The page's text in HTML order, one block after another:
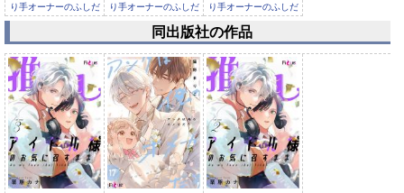
り手オーナーのふしだ
ら猫教...
り手オーナーのふしだ
ら猫教...
り手オーナーのふしだ
ら猫教...
ゼア・ノット・ゼア や
り手オーナーのふしだ
同出版社の作品